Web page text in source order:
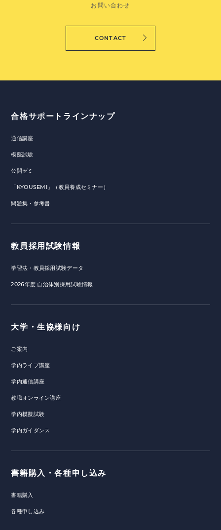
お問い合わせ
CONTACT
合格サポートラインナップ
通信講座
模擬試験
公開ゼミ
「KYOUSEMI」（教員養成セミナー）
問題集・参考書
教員採用試験情報
学習法・教員採用試験データ
2026年度 自治体別採用試験情報
大学・生協様向け
ご案内
学内ライブ講座
学内通信講座
教職オンライン講座
学内模擬試験
学内ガイダンス
書籍購入・各種申し込み
書籍購入
各種申し込み